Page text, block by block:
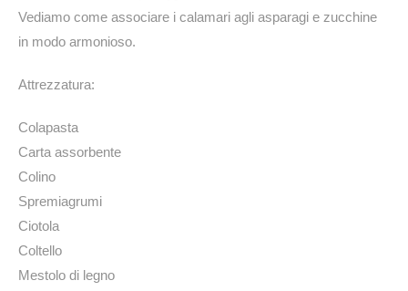
Vediamo come associare i calamari agli asparagi e zucchine
in modo armonioso.
Attrezzatura:
Colapasta
Carta assorbente
Colino
Spremiagrumi
Ciotola
Coltello
Mestolo di legno